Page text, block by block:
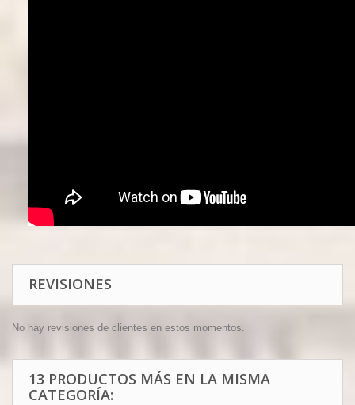
REVISIONES
No hay revisiones de clientes en estos momentos.
13 PRODUCTOS MÁS EN LA MISMA
CATEGORÍA: